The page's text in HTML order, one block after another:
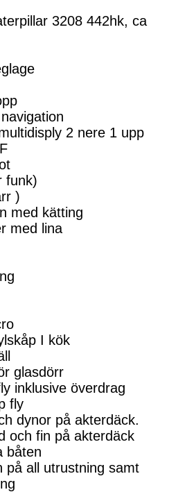
3208 442hk, ca
2 nere 1 upp
funk)
)
med kätting
med lina
I kök
glasdörr
inklusive överdrag
fly
dynor på akterdäck.
och fin på akterdäck
båten
på all utrustning samt